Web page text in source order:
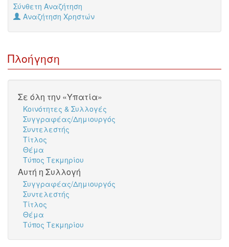
Σύνθετη Αναζήτηση
Αναζήτηση Χρηστών
Πλοήγηση
Σε όλη την «Υπατία»
Κοινότητες & Συλλογές
Συγγραφέας/Δημιουργός
Συντελεστής
Τίτλος
Θέμα
Τύπος Τεκμηρίου
Αυτή η Συλλογή
Συγγραφέας/Δημιουργός
Συντελεστής
Τίτλος
Θέμα
Τύπος Τεκμηρίου